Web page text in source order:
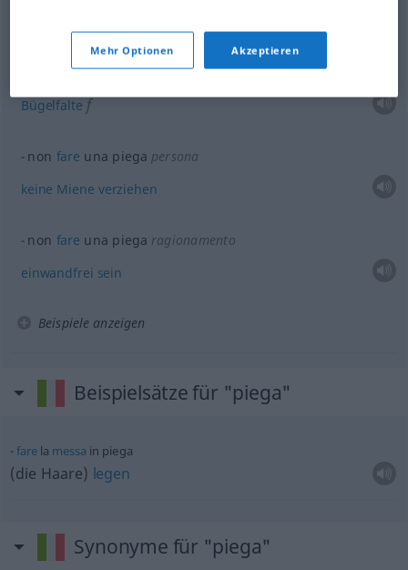
deicalzoni
Bügelfalte f
non fare una piega persona
keine Miene verziehen
non fare una piega ragionamento
einwandfrei sein
Beispiele anzeigen
Beispielsätze für "piega"
farela messa in piega
(die Haare) legen
Synonyme für "piega"
Mehr Optionen Akzeptieren